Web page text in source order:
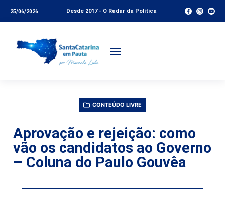
25/06/2026 Desde 2017 - O Radar da Política
CONTEÚDO LIVRE
Aprovação e rejeição: como
vão os candidatos ao Governo
– Coluna do Paulo Gouvêa